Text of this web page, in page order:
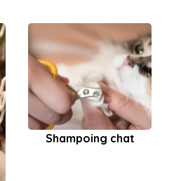
Shampoing chat